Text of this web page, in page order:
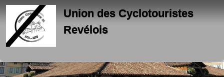
Union des Cyclotouristes
Revélois
Panneau de gestion des cookies